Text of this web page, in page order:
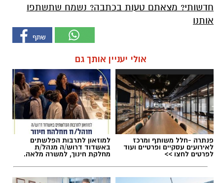
חדשותי? מצאתם טעות בכתבה? נשמח שתשתפו
אותנו
אולי יעניין אותך גם
פנתרה -חלל משותף ומרכז
לאירועים עסקיים ופרטיים ועוד
לפרטים לחצו >>
למוזאון לתרבות הפלשתים
באשדוד דרוש/ה מנהל/ת
מחלקת חינוך, למשרה מלאה.